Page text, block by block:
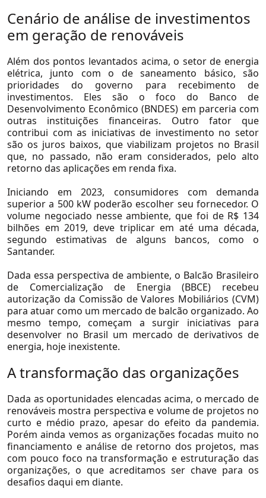
Soluções
Cenário de análise de investimentos
em geração de renováveis
Além dos pontos levantados acima, o setor de energia
elétrica, junto com o de saneamento básico, são
prioridades do governo para recebimento de
investimentos. Eles são o foco do Banco de
Desenvolvimento Econômico (BNDES) em parceria com
outras instituições financeiras. Outro fator que
contribui com as iniciativas de investimento no setor
são os juros baixos, que viabilizam projetos no Brasil
que, no passado, não eram considerados, pelo alto
retorno das aplicações em renda fixa.
Iniciando em 2023, consumidores com demanda
superior a 500 kW poderão escolher seu fornecedor. O
volume negociado nesse ambiente, que foi de R$ 134
bilhões em 2019, deve triplicar em até uma década,
segundo estimativas de alguns bancos, como o
Santander.
Dada essa perspectiva de ambiente, o Balcão Brasileiro
de Comercialização de Energia (BBCE) recebeu
autorização da Comissão de Valores Mobiliários (CVM)
para atuar como um mercado de balcão organizado. Ao
mesmo tempo, começam a surgir iniciativas para
desenvolver no Brasil um mercado de derivativos de
energia, hoje inexistente.
A transformação das organizações
Dada as oportunidades elencadas acima, o mercado de
renováveis mostra perspectiva e volume de projetos no
curto e médio prazo, apesar do efeito da pandemia.
Porém ainda vemos as organizações focadas muito no
financiamento e análise de retorno dos projetos, mas
com pouco foco na transformação e estruturação das
organizações, o que acreditamos ser chave para os
desafios daqui em diante.